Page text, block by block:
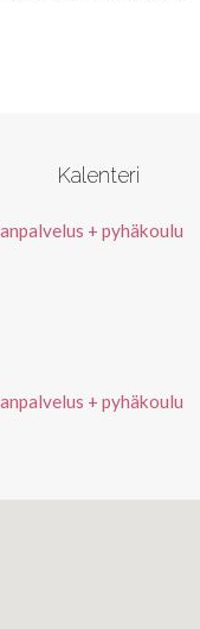
Kalenteri
+ pyhäkoulu
+ pyhäkoulu